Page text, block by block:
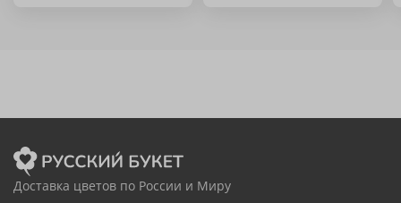
Доставка цветов по России и Миру